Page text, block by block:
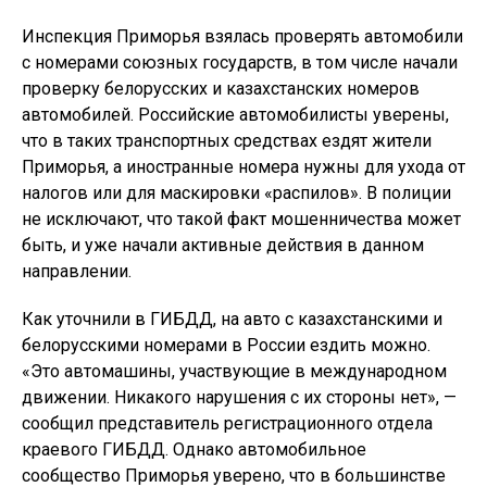
Инспекция Приморья взялась проверять автомобили
с номерами союзных государств, в том числе начали
проверку белорусских и казахстанских номеров
автомобилей. Российские автомобилисты уверены,
что в таких транспортных средствах ездят жители
Приморья, а иностранные номера нужны для ухода от
налогов или для маскировки «распилов». В полиции
не исключают, что такой факт мошенничества может
быть, и уже начали активные действия в данном
направлении.
Как уточнили в ГИБДД, на авто с казахстанскими и
белорусскими номерами в России ездить можно.
«Это автомашины, участвующие в международном
движении. Никакого нарушения с их стороны нет», —
сообщил представитель регистрационного отдела
краевого ГИБДД. Однако автомобильное
сообщество Приморья уверено, что в большинстве